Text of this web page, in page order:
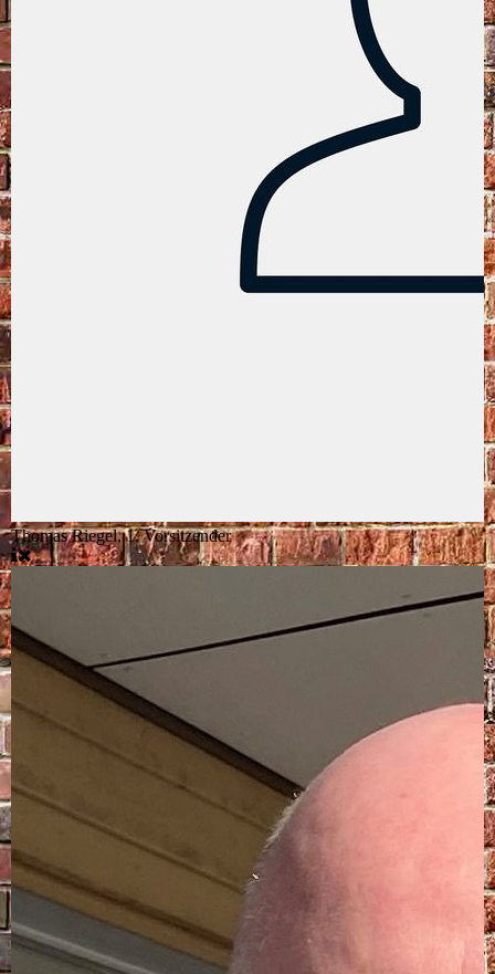
Thomas Riegel, 1. Vorsitzender